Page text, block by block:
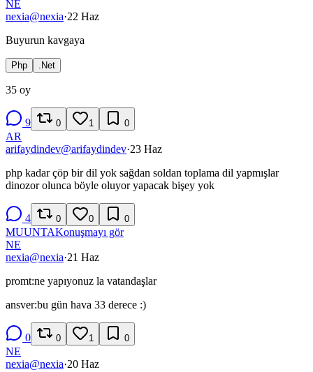
NE
nexia@nexia·22 Haz
Buyurun kavgaya
Php .Net
35 oy
9 0 1 0
AR
arifaydindev@arifaydindev·23 Haz
php kadar çöp bir dil yok sağdan soldan toplama dil yapmışlar
dinozor olunca böyle oluyor yapacak bişey yok
4 0 0 0
MUUNTAKonuşmayı gör
NE
nexia@nexia·21 Haz
promt:ne yapıyonuz la vatandaşlar
ansver:bu gün hava 33 derece :)
0 0 1 0
NE
nexia@nexia·20 Haz